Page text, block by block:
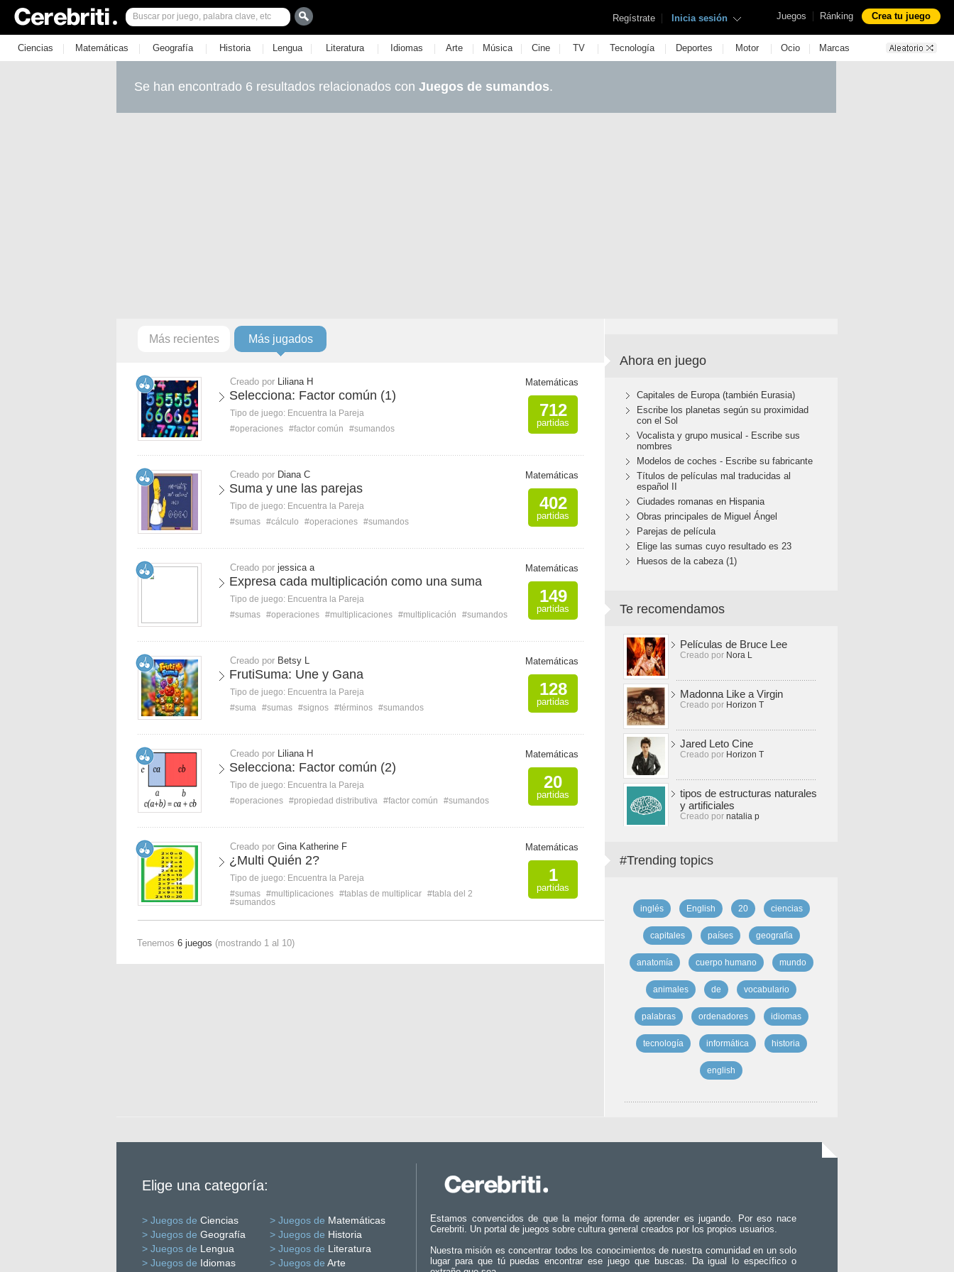
Juegos | Ránking Crea tu juego
Regístrate | Inicia sesión
Ciencias | Matemáticas | Geografía | Historia | Lengua | Literatura | Idiomas | Arte | Música | Cine | TV | Tecnología | Deportes | Motor | Ocio | Marcas
Se han encontrado 6 resultados relacionados con Juegos de sumandos.
Más recientes Más jugados
Creado por Liliana H
Selecciona: Factor común (1)
Tipo de juego: Encuentra la Pareja
#operaciones #factor común #sumandos
Matemáticas
712
partidas
Creado por Diana C
Suma y une las parejas
Tipo de juego: Encuentra la Pareja
#sumas #cálculo #operaciones #sumandos
Matemáticas
402
partidas
Creado por jessica a
Expresa cada multiplicación como una suma
Tipo de juego: Encuentra la Pareja
#sumas #operaciones #multiplicaciones #multiplicación #sumandos
Matemáticas
149
partidas
Creado por Betsy L
FrutiSuma: Une y Gana
Tipo de juego: Encuentra la Pareja
#suma #sumas #signos #términos #sumandos
Matemáticas
128
partidas
Creado por Liliana H
Selecciona: Factor común (2)
Tipo de juego: Encuentra la Pareja
#operaciones #propiedad distributiva #factor común #sumandos
Matemáticas
20
partidas
Creado por Gina Katherine F
¿Multi Quién 2?
Tipo de juego: Encuentra la Pareja
#sumas #multiplicaciones #tablas de multiplicar #tabla del 2
#sumandos
Matemáticas
1
partidas
Tenemos 6 juegos (mostrando 1 al 10)
Ahora en juego
Capitales de Europa (también Eurasia)
Escribe los planetas según su proximidad
con el Sol
Vocalista y grupo musical - Escribe sus
nombres
Modelos de coches - Escribe su fabricante
Títulos de películas mal traducidas al
español II
Ciudades romanas en Hispania
Obras principales de Miguel Ángel
Parejas de película
Elige las sumas cuyo resultado es 23
Huesos de la cabeza (1)
Te recomendamos
Películas de Bruce Lee
Creado por Nora L
Madonna Like a Virgin
Creado por Horizon T
Jared Leto Cine
Creado por Horizon T
tipos de estructuras naturales
y artificiales
Creado por natalia p
#Trending topics
inglés English 20 ciencias
capitales países geografía
anatomía cuerpo humano mundo
animales de vocabulario
palabras ordenadores idiomas
tecnología informática historia
english
Elige una categoría:
> Juegos de Ciencias > Juegos de Matemáticas
> Juegos de Geografía > Juegos de Historia
> Juegos de Lengua > Juegos de Literatura
> Juegos de Idiomas > Juegos de Arte
Estamos convencidos de que la mejor forma de aprender es jugando. Por eso nace
Cerebriti. Un portal de juegos sobre cultura general creados por los propios usuarios.
Nuestra misión es concentrar todos los conocimientos de nuestra comunidad en un solo
lugar para que tú puedas encontrar ese juego que buscas. Da igual lo específico o